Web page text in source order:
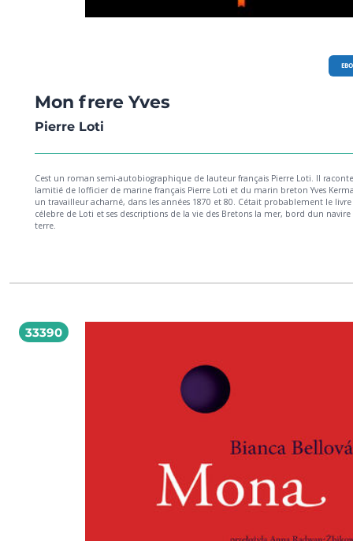
Mon frere Yves
Pierre Loti
Cest un roman semi-autobiographique de lauteur français Pierre Loti. Il raconte
lamitié de lofficier de marine français Pierre Loti et du marin breton Yves
un travailleur acharné, dans les années 1870 et 80. Cétait probablement le
célebre de Loti et ses descriptions de la vie des Bretons la mer, bord dun navire et
terre.
33390